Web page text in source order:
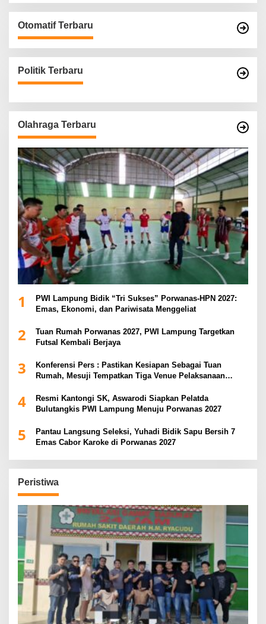
Otomatif Terbaru
Politik Terbaru
Olahraga Terbaru
1
PWI Lampung Bidik “Tri Sukses” Porwanas-HPN 2027:
Emas, Ekonomi, dan Pariwisata Menggeliat
2
Tuan Rumah Porwanas 2027, PWI Lampung Targetkan
Futsal Kembali Berjaya
3
Konferensi Pers : Pastikan Kesiapan Sebagai Tuan
Rumah, Mesuji Tempatkan Tiga Venue Pelaksanaan
4
Resmi Kantongi SK, Aswarodi Siapkan Pelatda
Bulutangkis PWI Lampung Menuju Porwanas 2027
5
Pantau Langsung Seleksi, Yuhadi Bidik Sapu Bersih 7
Emas Cabor Karoke di Porwanas 2027
Peristiwa